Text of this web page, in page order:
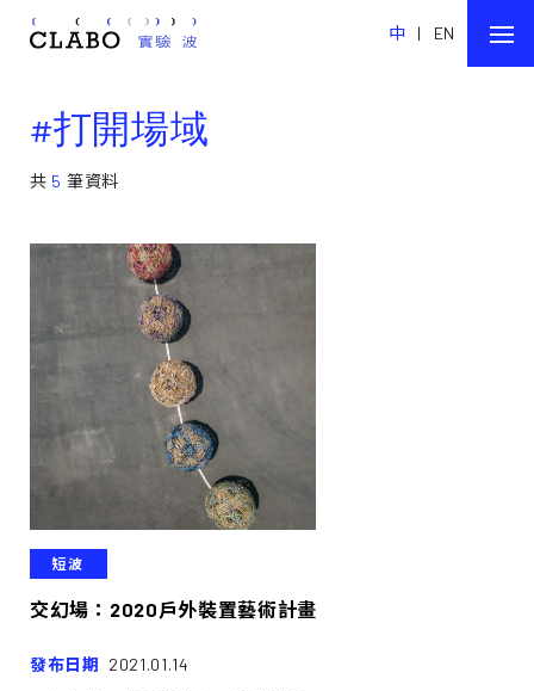
中 | EN
#打開場域
共 5 筆資料
短波
交幻場：2020戶外裝置藝術計畫
發布日期 2021.01.14